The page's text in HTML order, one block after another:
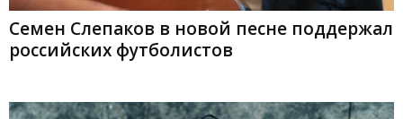
Семен Слепаков в новой песне поддержал
российских футболистов